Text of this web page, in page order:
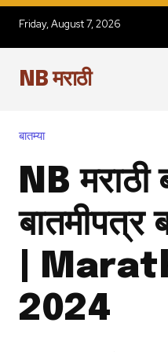
Friday, August 7, 2026
NB मराठी
बातम्या
NB मराठी
|
2024